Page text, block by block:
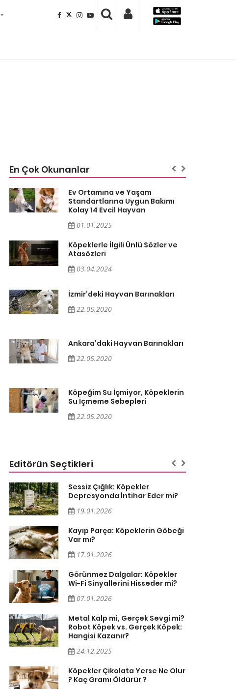
En Çok Okunanlar
Ev Ortamına ve Yaşam
Standartlarına Uygun Bakımı
Kolay 14 Evcil Hayvan
01.01.2025
Köpeklerle İlgili Ünlü Sözler ve
Atasözleri
03.04.2024
İzmir’deki Hayvan Barınakları
22.05.2020
Ankara’daki Hayvan Barınakları
22.05.2020
Köpeğim Su İçmiyor, Köpeklerin
Su İçmeme Sebepleri
22.05.2020
Editörün Seçtikleri
Sessiz Çığlık: Köpekler
Depresyonda İntihar Eder mi?
19.01.2026
Kayıp Parça: Köpeklerin Göbeği
Var mı?
17.01.2026
Görünmez Dalgalar: Köpekler
Wi-Fi Sinyallerini Hisseder mi?
07.01.2026
Metal Kalp mi, Gerçek Sevgi mi?
Robot Köpek vs. Gerçek Köpek:
Hangisi Kazanır?
24.12.2025
Köpekler Çikolata Yerse Ne Olur
? Kaç Gramı Öldürür ?